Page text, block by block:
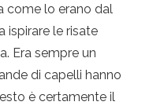
come lo erano dal
ispirare le risate
Era sempre un
di capelli hanno
è certamente il